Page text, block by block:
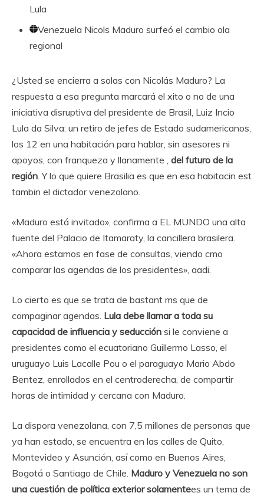
Lula
Venezuela Nicols Maduro surfeó el cambio ola
regional
¿Usted se encierra a solas con Nicolás Maduro? La
respuesta a esa pregunta marcará el xito o no de una
iniciativa disruptiva del presidente de Brasil, Luiz Incio
Lula da Silva: un retiro de jefes de Estado sudamericanos,
los 12 en una habitación para hablar, sin asesores ni
apoyos, con franqueza y llanamente , del futuro de la
región. Y lo que quiere Brasilia es que en esa habitacin est
tambin el dictador venezolano.
«Maduro está invitado», confirma a EL MUNDO una alta
fuente del Palacio de Itamaraty, la cancillera brasilera.
«Ahora estamos en fase de consultas, viendo cmo
comparar las agendas de los presidentes», aadi.
Lo cierto es que se trata de bastant ms que de
compaginar agendas. Lula debe llamar a toda su
capacidad de influencia y seducción si le conviene a
presidentes como el ecuatoriano Guillermo Lasso, el
uruguayo Luis Lacalle Pou o el paraguayo Mario Abdo
Bentez, enrollados en el centroderecha, de compartir
horas de intimidad y cercana con Maduro.
La dispora venezolana, con 7,5 millones de personas que
ya han estado, se encuentra en las calles de Quito,
Montevideo y Asunción, así como en Buenos Aires,
Bogotá o Santiago de Chile. Maduro y Venezuela no son
una cuestión de política exterior solamentees un tema de